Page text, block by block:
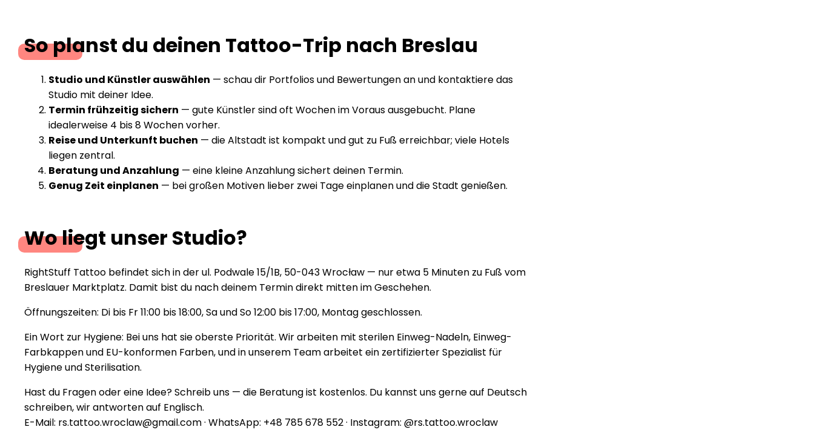
So planst du deinen Tattoo-Trip nach Breslau
Studio und Künstler auswählen — schau dir Portfolios und Bewertungen an und kontaktiere das
Studio mit deiner Idee.
Termin frühzeitig sichern — gute Künstler sind oft Wochen im Voraus ausgebucht. Plane
idealerweise 4 bis 8 Wochen vorher.
Reise und Unterkunft buchen — die Altstadt ist kompakt und gut zu Fuß erreichbar; viele Hotels
liegen zentral.
Beratung und Anzahlung — eine kleine Anzahlung sichert deinen Termin.
Genug Zeit einplanen — bei großen Motiven lieber zwei Tage einplanen und die Stadt genießen.
Wo liegt unser Studio?
RightStuff Tattoo befindet sich in der ul. Podwale 15/1B, 50-043 Wrocław — nur etwa 5 Minuten zu Fuß vom
Breslauer Marktplatz. Damit bist du nach deinem Termin direkt mitten im Geschehen.
Öffnungszeiten: Di bis Fr 11:00 bis 18:00, Sa und So 12:00 bis 17:00, Montag geschlossen.
Ein Wort zur Hygiene: Bei uns hat sie oberste Priorität. Wir arbeiten mit sterilen Einweg-Nadeln, Einweg-
Farbkappen und EU-konformen Farben, und in unserem Team arbeitet ein zertifizierter Spezialist für
Hygiene und Sterilisation.
Hast du Fragen oder eine Idee? Schreib uns — die Beratung ist kostenlos. Du kannst uns gerne auf Deutsch
schreiben, wir antworten auf Englisch.
E-Mail: rs.tattoo.wroclaw@gmail.com · WhatsApp: +48 785 678 552 · Instagram: @rs.tattoo.wroclaw